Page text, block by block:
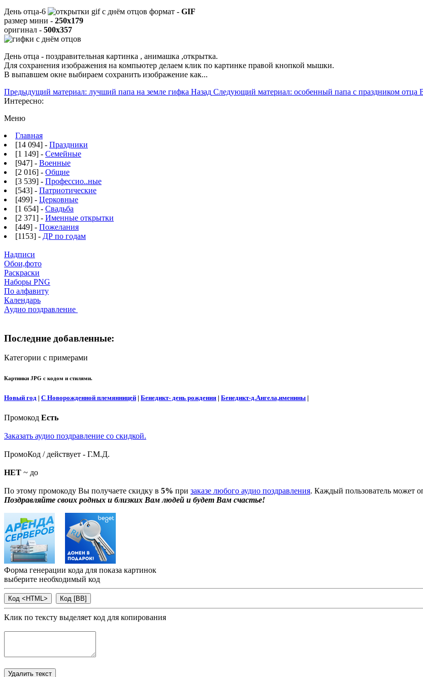
День отца-6 формат - GIF
размер мини - 250x179
оригинал - 500x357
День отца - поздравительная картинка , анимашка ,открытка.
Для сохранения изображения на компьютер делаем клик по картинке правой кнопкой мышки.
В выпавшем окне выбираем сохранить изображение как...
Предыдущий материал: лучший папа на земле гифка Назад Следующий материал: особенный папа с праздником отца
Интересно:
Меню
Главная
[14 094] - Праздники
[1 149] - Семейные
[947] - Военные
[2 016] - Общие
[3 539] - Профессио..ные
[543] - Патриотические
[499] - Церковные
[1 654] - Свадьба
[2 371] - Именные открытки
[449] - Пожелания
[1153] - ДР по годам
Надписи
Обои,фото
Раскраски
Наборы PNG
По алфавиту
Календарь
Аудио поздравление
Последние добавленные:
Категории с примерами
Картинки JPG с кодом и стилями.
Новый год | С Новорожденной племянницей | Бенедикт- день рождения | Бенедикт-д.Ангела,именины |
Промокод Есть
Заказать аудио поздравление со скидкой.
ПромоКод / действует - Г.М.Д.
НЕТ ~ до
По этому промокоду Вы получаете скидку в 5% при заказе любого аудио поздравления. Каждый пользователь может
Поздравляйте своих родных и близких Вам людей и будет Вам счастье!
Форма генерации кода для показа картинок
выберите необходимый код
Клик по тексту выделяет код для копирования